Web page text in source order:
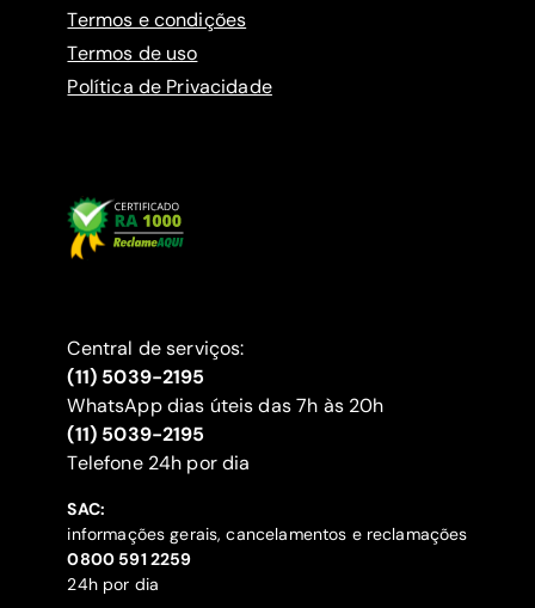
Termos e condições
Termos de uso
Política de Privacidade
Central de serviços:
(11) 5039-2195
WhatsApp dias úteis das 7h às 20h
(11) 5039-2195
‍Telefone 24h por dia
SAC:
informações gerais, cancelamentos e reclamações
‍0800 591 2259
24h por dia